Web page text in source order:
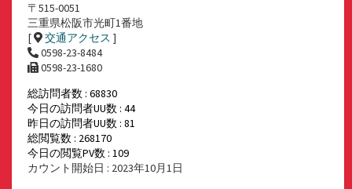
〒515-0051
三重県松阪市光町1番地
[
交通アクセス ]
0598-23-8484
0598-23-1680
総訪問者数 : 68830
今日の訪問者UU数 : 44
昨日の訪問者UU数 : 81
総閲覧数 : 268170
今日の閲覧PV数 : 109
カウント開始日 : 2023年10月1日